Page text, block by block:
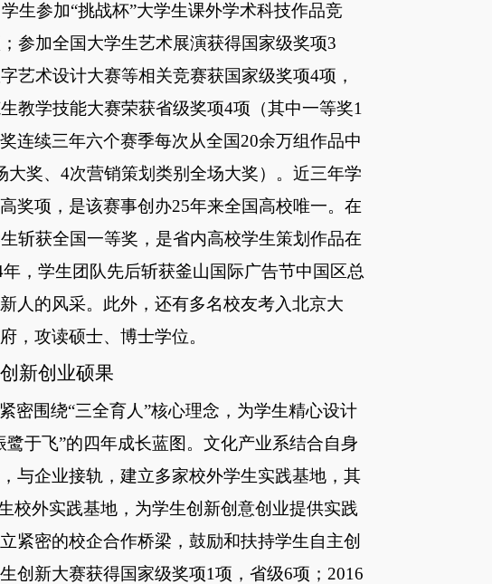
生参加“挑战杯”大学生课外学术科技作品竞
参加全国大学生艺术展演获得国家级奖项3
艺术设计大赛等相关竞赛获国家级奖项4项，
教学技能大赛荣获省级奖项4项（其中一等奖1
连续三年六个赛季每次从全国20余万组作品中
奖、4次营销策划类别全场大奖）。近三年学
奖项，是该赛事创办25年来全国高校唯一。在
斩获全国一等奖，是省内高校学生策划作品在
，学生团队先后斩获釜山国际广告节中国区总
人的风采。此外，还有多名校友考入北京大
，攻读硕士、博士学位。
新创业硕果
密围绕“三全育人”核心理念，为学生精心设计
于飞”的四年成长蓝图。文化产业系结合自身
与企业接轨，建立多家校外学生实践基地，其
校外实践基地，为学生创新创意创业提供实践
紧密的校企合作桥梁，鼓励和扶持学生自主创
创新大赛获得国家级奖项1项，省级6项；2016